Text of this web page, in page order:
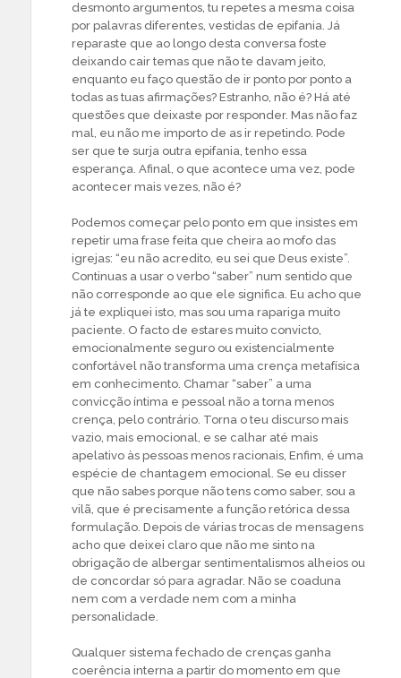
desmonto argumentos, tu repetes a mesma coisa
por palavras diferentes, vestidas de epifania. Já
reparaste que ao longo desta conversa foste
deixando cair temas que não te davam jeito,
enquanto eu faço questão de ir ponto por ponto a
todas as tuas afirmações? Estranho, não é? Há até
questões que deixaste por responder. Mas não faz
mal, eu não me importo de as ir repetindo. Pode
ser que te surja outra epifania, tenho essa
esperança. Afinal, o que acontece uma vez, pode
acontecer mais vezes, não é?
Podemos começar pelo ponto em que insistes em
repetir uma frase feita que cheira ao mofo das
igrejas: “eu não acredito, eu sei que Deus existe”.
Continuas a usar o verbo “saber” num sentido que
não corresponde ao que ele significa. Eu acho que
já te expliquei isto, mas sou uma rapariga muito
paciente. O facto de estares muito convicto,
emocionalmente seguro ou existencialmente
confortável não transforma uma crença metafísica
em conhecimento. Chamar “saber” a uma
convicção íntima e pessoal não a torna menos
crença, pelo contrário. Torna o teu discurso mais
vazio, mais emocional, e se calhar até mais
apelativo às pessoas menos racionais, Enfim, é uma
espécie de chantagem emocional. Se eu disser
que não sabes porque não tens como saber, sou a
vilã, que é precisamente a função retórica dessa
formulação. Depois de várias trocas de mensagens
acho que deixei claro que não me sinto na
obrigação de albergar sentimentalismos alheios ou
de concordar só para agradar. Não se coaduna
nem com a verdade nem com a minha
personalidade.
Qualquer sistema fechado de crenças ganha
coerência interna a partir do momento em que